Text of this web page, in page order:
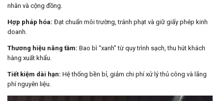
nhân và cộng đồng.
Hợp pháp hóa: Đạt chuẩn môi trường, tránh phạt và giữ giấy phép kinh
doanh.
Thương hiệu nâng tầm: Bao bì “xanh” từ quy trình sạch, thu hút khách
hàng xuất khẩu.
Tiết kiệm dài hạn: Hệ thống bền bỉ, giảm chi phí xử lý thủ công và lãng
phí nguyên liệu.